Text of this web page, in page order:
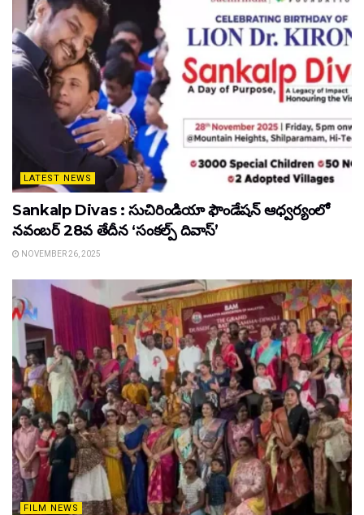
LATEST NEWS
Sankalp Divas : సుచిరిండియా ఫౌండేషన్ ఆధ్వర్యంలో
నవంబర్ 28వ తేదీన ‘సంకల్ప్ దివాస్’
NOVEMBER 26, 2025
FILM NEWS